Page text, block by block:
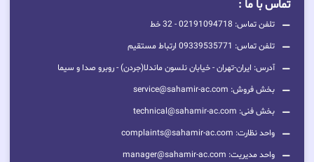
تماس با ما :
تلفن تماس: 02191094718 - 32 خط
تلفن تماس: 09339535771 ارتباط مستقیم
آدرس: ایران-تهران - خیابان نلسون ماندلا(جردن) - روبرو صدا و سیما
بخش فروش: service@sahamir-ac.com
بخش فنی: technical@sahamir-ac.com
واحد نظارت: complaints@sahamir-ac.com
واحد مدیریت: manager@sahamir-ac.com